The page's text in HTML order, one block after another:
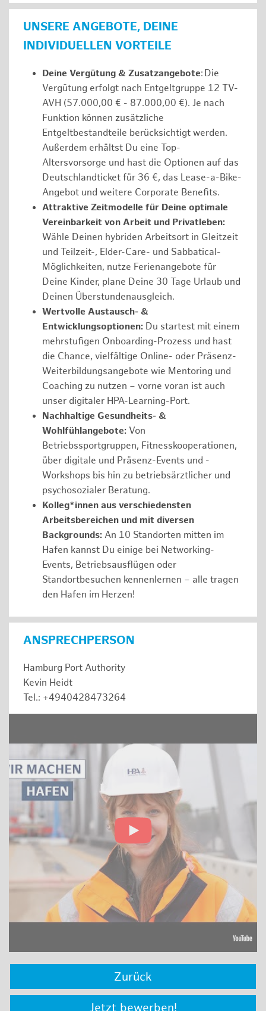
UNSERE ANGEBOTE, DEINE
INDIVIDUELLEN VORTEILE
Deine Vergütung & Zusatzangebote: Die
Vergütung erfolgt nach Entgeltgruppe 12 TV-
AVH (57.000,00 € - 87.000,00 €). Je nach
Funktion können zusätzliche
Entgeltbestandteile berücksichtigt werden.
Außerdem erhältst Du eine Top-
Altersvorsorge und hast die Optionen auf das
Deutschlandticket für 36 €, das Lease-a-Bike-
Angebot und weitere Corporate Benefits.
Attraktive Zeitmodelle für Deine optimale
Vereinbarkeit von Arbeit und Privatleben:
Wähle Deinen hybriden Arbeitsort in Gleitzeit
und Teilzeit-, Elder-Care- und Sabbatical-
Möglichkeiten, nutze Ferienangebote für
Deine Kinder, plane Deine 30 Tage Urlaub und
Deinen Überstundenausgleich.
Wertvolle Austausch- &
Entwicklungsoptionen: Du startest mit einem
mehrstufigen Onboarding-Prozess und hast
die Chance, vielfältige Online- oder Präsenz-
Weiterbildungsangebote wie Mentoring und
Coaching zu nutzen – vorne voran ist auch
unser digitaler HPA-Learning-Port.
Nachhaltige Gesundheits- &
Wohlfühlangebote: Von
Betriebssportgruppen, Fitnesskooperationen,
über digitale und Präsenz-Events und -
Workshops bis hin zu betriebsärztlicher und
psychosozialer Beratung.
Kolleg*innen aus verschiedensten
Arbeitsbereichen und mit diversen
Backgrounds: An 10 Standorten mitten im
Hafen kannst Du einige bei Networking-
Events, Betriebsausflügen oder
Standortbesuchen kennenlernen – alle tragen
den Hafen im Herzen!
ANSPRECHPERSON
Hamburg Port Authority
Kevin Heidt
Tel.: +4940428473264
Zurück
Jetzt bewerben!